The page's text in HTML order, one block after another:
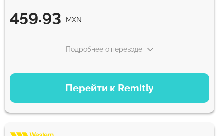
459.93 MXN
Перейти к Remitly
Подробнее о переводе
ВАРИАНТЫ ОПЛАТЫ
Экономный
459.93 MXN 5 д